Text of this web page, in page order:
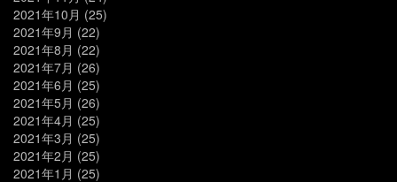
2021年10月 (25)
2021年9月 (22)
2021年8月 (22)
2021年7月 (26)
2021年6月 (25)
2021年5月 (26)
2021年4月 (25)
2021年3月 (25)
2021年2月 (25)
2021年1月 (25)